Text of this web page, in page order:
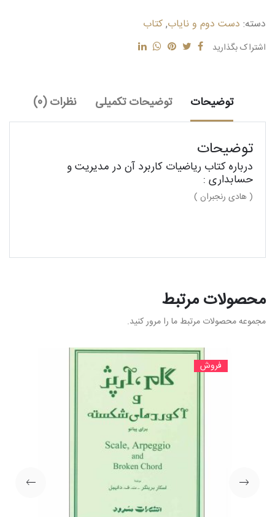
دسته: دست دوم و نایاب,کتاب
اشتراک بگذارید
توضیحات توضیحات تکمیلی نظرات (0)
توضیحات
درباره کتاب ریاضیات کاربرد آن در مدیریت و
حسابداری :
( هادی رنجبران )
محصولات مرتبط
مجموعه محصولات مرتبط ما را مرور کنید.
فروش